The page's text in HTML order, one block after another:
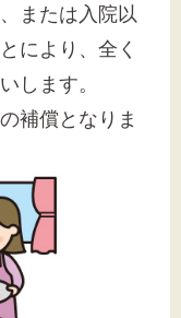
または入院以
により、全く
します。
補償となりま